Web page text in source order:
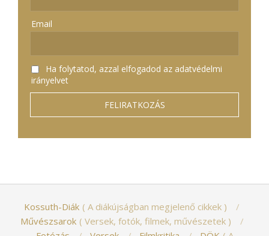
Email
Ha folytatod, azzal elfogadod az adatvédelmi
irányelvet
Kossuth-Diák
A diákújságban megjelenő cikkek
Művészsarok
Versek, fotók, filmek, művészetek